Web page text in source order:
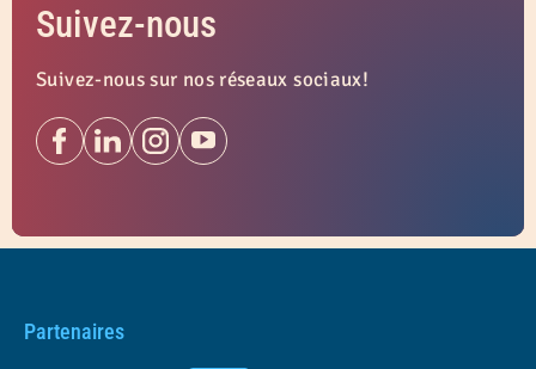
Suivez-nous
Suivez-nous sur nos réseaux sociaux!
Partenaires